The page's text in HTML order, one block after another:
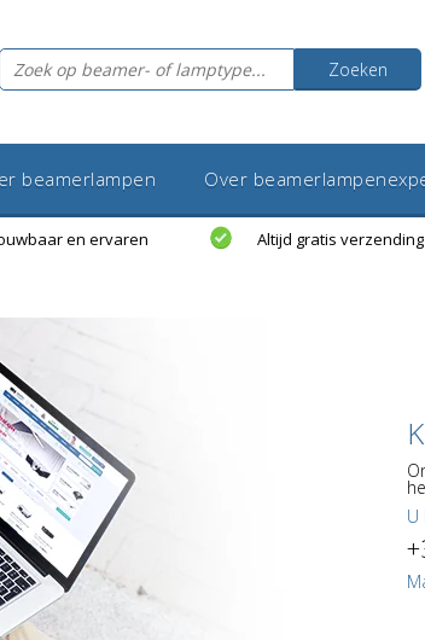
Zoeken
beamerlampen Over
en ervaren Altijd gratis verzending
U